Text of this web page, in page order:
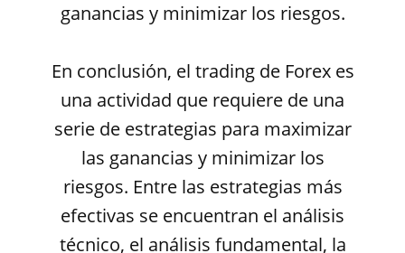
ganancias y minimizar los riesgos.
En conclusión, el trading de Forex es
una actividad que requiere de una
serie de estrategias para maximizar
las ganancias y minimizar los
riesgos. Entre las estrategias más
efectivas se encuentran el análisis
técnico, el análisis fundamental, la